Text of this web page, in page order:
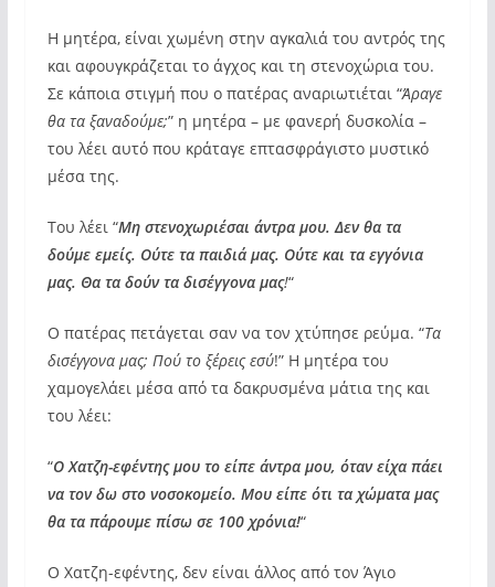
Η μητέρα, είναι χωμένη στην αγκαλιά του αντρός της
και αφουγκράζεται το άγχος και τη στενοχώρια του.
Σε κάποια στιγμή που ο πατέρας αναριωτιέται “Άραγε
θα τα ξαναδούμε;” η μητέρα – με φανερή δυσκολία –
του λέει αυτό που κράταγε επτασφράγιστο μυστικό
μέσα της.
Του λέει “Μη στενοχωριέσαι άντρα μου. Δεν θα τα
δούμε εμείς. Ούτε τα παιδιά μας. Ούτε και τα εγγόνια
μας. Θα τα δούν τα δισέγγονα μας!“
Ο πατέρας πετάγεται σαν να τον χτύπησε ρεύμα. “Τα
δισέγγονα μας; Πού το ξέρεις εσύ!” Η μητέρα του
χαμογελάει μέσα από τα δακρυσμένα μάτια της και
του λέει:
“Ο Χατζη-εφέντης μου το είπε άντρα μου, όταν είχα πάει
να τον δω στο νοσοκομείο. Μου είπε ότι τα χώματα μας
θα τα πάρουμε πίσω σε 100 χρόνια!“
Ο Χατζη-εφέντης, δεν είναι άλλος από τον Άγιο